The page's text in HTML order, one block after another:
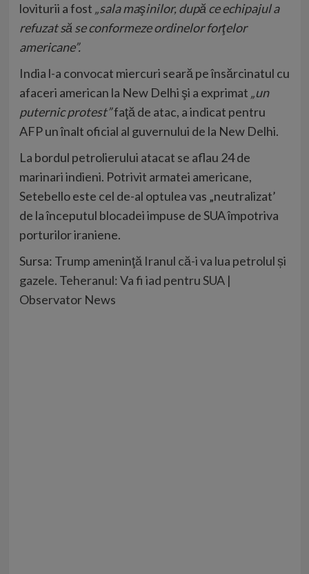
loviturii a fost „sala maşinilor, după ce echipajul a
refuzat să se conformeze ordinelor forţelor
americane”.
India l-a convocat miercuri seară pe însărcinatul cu
afaceri american la New Delhi şi a exprimat „un
puternic protest”faţă de atac, a indicat pentru
AFP un înalt oficial al guvernului de la New Delhi.
La bordul petrolierului atacat se aflau 24 de
marinari indieni. Potrivit armatei americane,
Setebello este cel de-al optulea vas „neutralizat’
de la începutul blocadei impuse de SUA împotriva
porturilor iraniene.
Sursa: Trump ameninţă Iranul că-i va lua petrolul și
gazele. Teheranul: Va fi iad pentru SUA |
Observator News